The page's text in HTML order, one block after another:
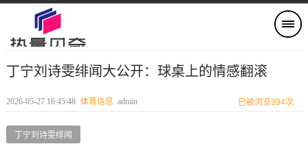
丁宁刘诗雯绯闻大公开：球桌上的情感翻滚
2026-05-27 16:45:48 体育信息 admin 已被浏览394次
丁宁刘诗雯绯闻